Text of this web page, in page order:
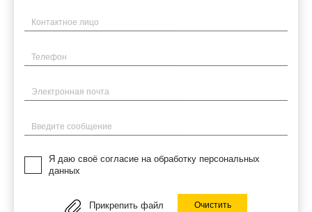
Имя
Телефон
Электронная почта
Введите сообщение
Я даю своё согласие на обработку персональных
данных
Прикрепить файл Очистить